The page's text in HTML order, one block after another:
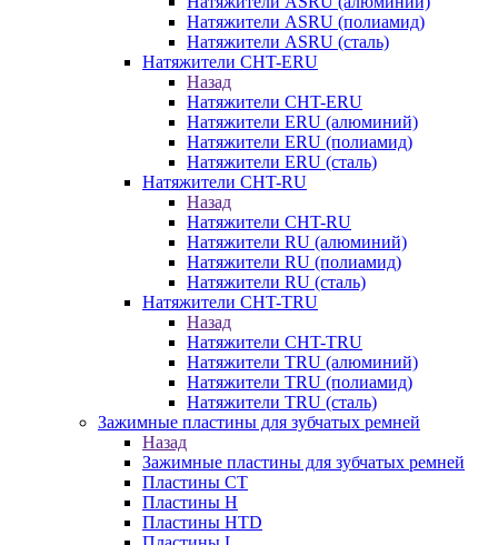
Натяжители ASRU (полиамид)
Натяжители ASRU (сталь)
Натяжители CHT-ERU
Назад
Натяжители CHT-ERU
Натяжители ERU (алюминий)
Натяжители ERU (полиамид)
Натяжители ERU (сталь)
Натяжители CHT-RU
Назад
Натяжители CHT-RU
Натяжители RU (алюминий)
Натяжители RU (полиамид)
Натяжители RU (сталь)
Натяжители CHT-TRU
Назад
Натяжители CHT-TRU
Натяжители TRU (алюминий)
Натяжители TRU (полиамид)
Натяжители TRU (сталь)
Зажимные пластины для зубчатых ремней
Назад
Зажимные пластины для зубчатых ремней
Пластины CT
Пластины H
Пластины HTD